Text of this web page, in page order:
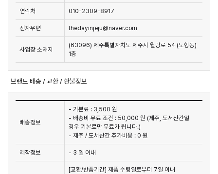
연락처 010-2309-8917
전자우편 thedayinjeju@naver.com
사업장 소재지
(63096) 제주특별자치도 제주시 월랑로 54 (노형동)
1층
브랜드 배송 / 교환 / 환불정보
배송정보
- 기본료 : 3,500 원
- 배송비 무료 조건 : 50,000 원 (제주, 도서산간일
경우 기본료만 무료가 됩니다.)
- 제주 / 도서산간 추가비용 : 0 원
제작정보 - 3 일 이내
[교환/반품기간] 제품 수령일로부터 7일 이내